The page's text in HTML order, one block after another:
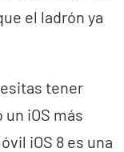
el ladrón ya
tener
iOS más
iOS 8 es una